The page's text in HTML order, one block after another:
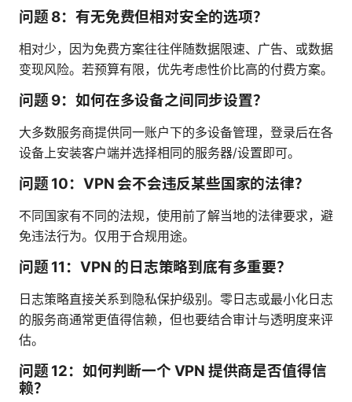
问题 8：有无免费但相对安全的选项？
相对少，因为免费方案往往伴随数据限速、广告、或数据
变现风险。若预算有限，优先考虑性价比高的付费方案。
问题 9：如何在多设备之间同步设置？
大多数服务商提供同一账户下的多设备管理，登录后在各
设备上安装客户端并选择相同的服务器/设置即可。
问题 10：VPN 会不会违反某些国家的法律？
不同国家有不同的法规，使用前了解当地的法律要求，避
免违法行为。仅用于合规用途。
问题 11：VPN 的日志策略到底有多重要？
日志策略直接关系到隐私保护级别。零日志或最小化日志
的服务商通常更值得信赖，但也要结合审计与透明度来评
估。
问题 12：如何判断一个 VPN 提供商是否值得信
赖？